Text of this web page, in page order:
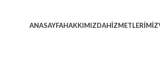
ANASAYFAHAKKIMIZDAHIZMETLERIMIZ